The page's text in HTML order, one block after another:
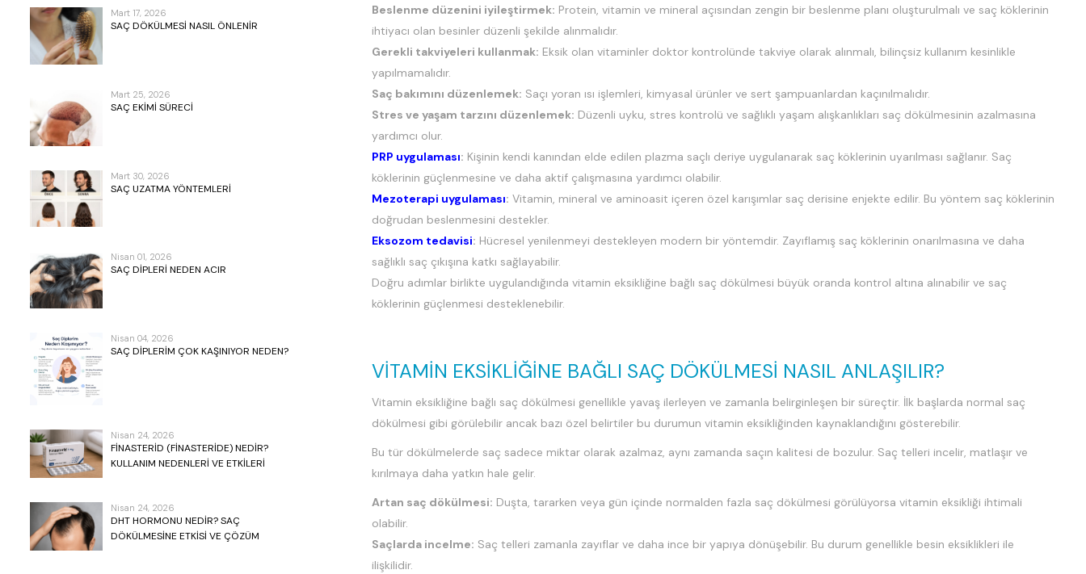
Mart 17, 2026
SAÇ DÖKÜLMESI NASIL ÖNLENIR
Mart 25, 2026
SAÇ EKIMI SÜRECI
Mart 30, 2026
SAÇ UZATMA YÖNTEMLERI
Nisan 01, 2026
SAÇ DIPLERI NEDEN ACIR
Nisan 04, 2026
SAÇ DIPLERIM ÇOK KAŞINIYOR NEDEN?
Nisan 24, 2026
FINASTERID (FINASTERIDE) NEDIR?
KULLANIM NEDENLERI VE ETKILERI
Nisan 24, 2026
DHT HORMONU NEDIR? SAÇ
DÖKÜLMESINE ETKISI VE ÇÖZÜM
Beslenme düzenini iyileştirmek: Protein, vitamin ve mineral açısından zengin bir beslenme planı oluşturulmalı ve saç köklerinin
ihtiyacı olan besinler düzenli şekilde alınmalıdır.
Gerekli takviyeleri kullanmak: Eksik olan vitaminler doktor kontrolünde takviye olarak alınmalı, bilinçsiz kullanım kesinlikle
yapılmamalıdır.
Saç bakımını düzenlemek: Saçı yoran ısı işlemleri, kimyasal ürünler ve sert şampuanlardan kaçınılmalıdır.
Stres ve yaşam tarzını düzenlemek: Düzenli uyku, stres kontrolü ve sağlıklı yaşam alışkanlıkları saç dökülmesinin azalmasına
yardımcı olur.
PRP uygulaması: Kişinin kendi kanından elde edilen plazma saçlı deriye uygulanarak saç köklerinin uyarılması sağlanır. Saç
köklerinin güçlenmesine ve daha aktif çalışmasına yardımcı olabilir.
Mezoterapi uygulaması: Vitamin, mineral ve aminoasit içeren özel karışımlar saç derisine enjekte edilir. Bu yöntem saç köklerinin
doğrudan beslenmesini destekler.
Eksozom tedavisi: Hücresel yenilenmeyi destekleyen modern bir yöntemdir. Zayıflamış saç köklerinin onarılmasına ve daha
sağlıklı saç çıkışına katkı sağlayabilir.
Doğru adımlar birlikte uygulandığında vitamin eksikliğine bağlı saç dökülmesi büyük oranda kontrol altına alınabilir ve saç
köklerinin güçlenmesi desteklenebilir.
VITAMIN EKSIKLIĞINE BAĞLI SAÇ DÖKÜLMESI NASIL ANLAŞILIR?
Vitamin eksikliğine bağlı saç dökülmesi genellikle yavaş ilerleyen ve zamanla belirginleşen bir süreçtir. İlk başlarda normal saç
dökülmesi gibi görülebilir ancak bazı özel belirtiler bu durumun vitamin eksikliğinden kaynaklandığını gösterebilir.
Bu tür dökülmelerde saç sadece miktar olarak azalmaz, aynı zamanda saçın kalitesi de bozulur. Saç telleri incelir, matlaşır ve
kırılmaya daha yatkın hale gelir.
Artan saç dökülmesi: Duşta, tararken veya gün içinde normalden fazla saç dökülmesi görülüyorsa vitamin eksikliği ihtimali
olabilir.
Saçlarda incelme: Saç telleri zamanla zayıflar ve daha ince bir yapıya dönüşebilir. Bu durum genellikle besin eksiklikleri ile
ilişkilidir.